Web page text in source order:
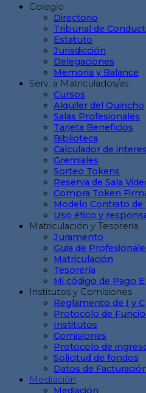
Colegio
Directorio
Tribunal de
Estatuto
Jurisdicción
Delegaciones
Memoria y Balance
Serv. a Matriculados/as
Cursos
Alquiler del Quincho
Salas Profesionales
Tarjeta Beneficios
Biblioteca
Calculador de
Gremiales
Sorteo Tokens
Reserva de Sala
Compra Token
Modelo Contrato de
Uso ético y
Matriculación y Tesorería
Juramento
Guia de
Matriculación
Tesorería
Mi código de Pago
Institutos y Comisiones
Reglamento de I y C
Protocolo de
Institutos
Comisiones
Protocolo de
Solicitud de fondos
Datos de
Mediación
Mediación